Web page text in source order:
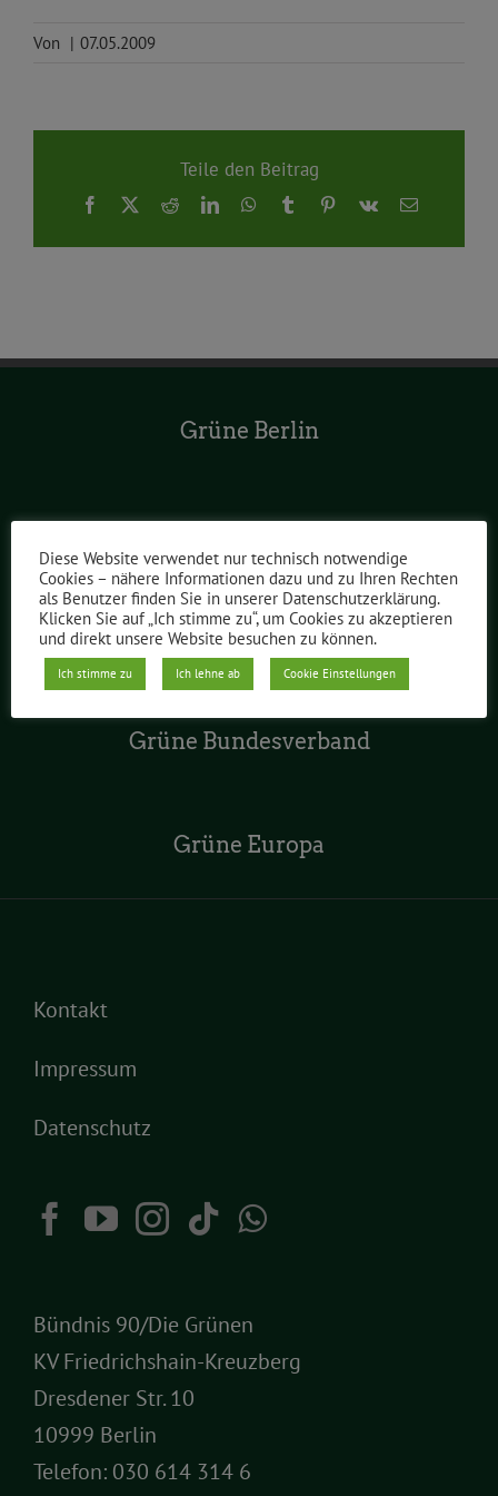
Von | 07.05.2009
Teile den Beitrag
Facebook
X RedditLinkedInWhatsApp
TumblrPinterest
Vk
E-
Grüne Berlin
Grüne Jugend Berlin
Grüne Bundesverband
Grüne Europa
Kontakt
Impressum
Datenschutz
Bündnis 90/Die Grünen
KV Friedrichshain-Kreuzberg
Dresdener Str. 10
10999 Berlin
Telefon: 030 614 314 6
Diese Website verwendet nur technisch notwendige
Cookies – nähere Informationen dazu und zu Ihren Rechten
als Benutzer finden Sie in unserer Datenschutzerklärung.
Klicken Sie auf „Ich stimme zu“, um Cookies zu akzeptieren
und direkt unsere Website besuchen zu können.
Ich stimme zu Ich lehne ab Cookie Einstellungen